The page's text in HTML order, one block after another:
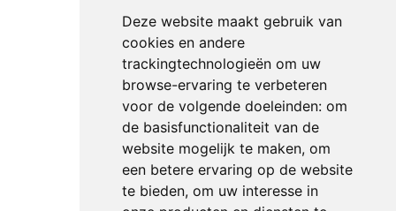
Deze website maakt gebruik van
cookies en andere
trackingtechnologieën om uw
browse-ervaring te verbeteren
voor de volgende doeleinden: om
de basisfunctionaliteit van de
website mogelijk te maken, om
een betere ervaring op de website
te bieden, om uw interesse in
zij
moesten
iedere
dag
vervoerd
worden
naar
de
RAI.